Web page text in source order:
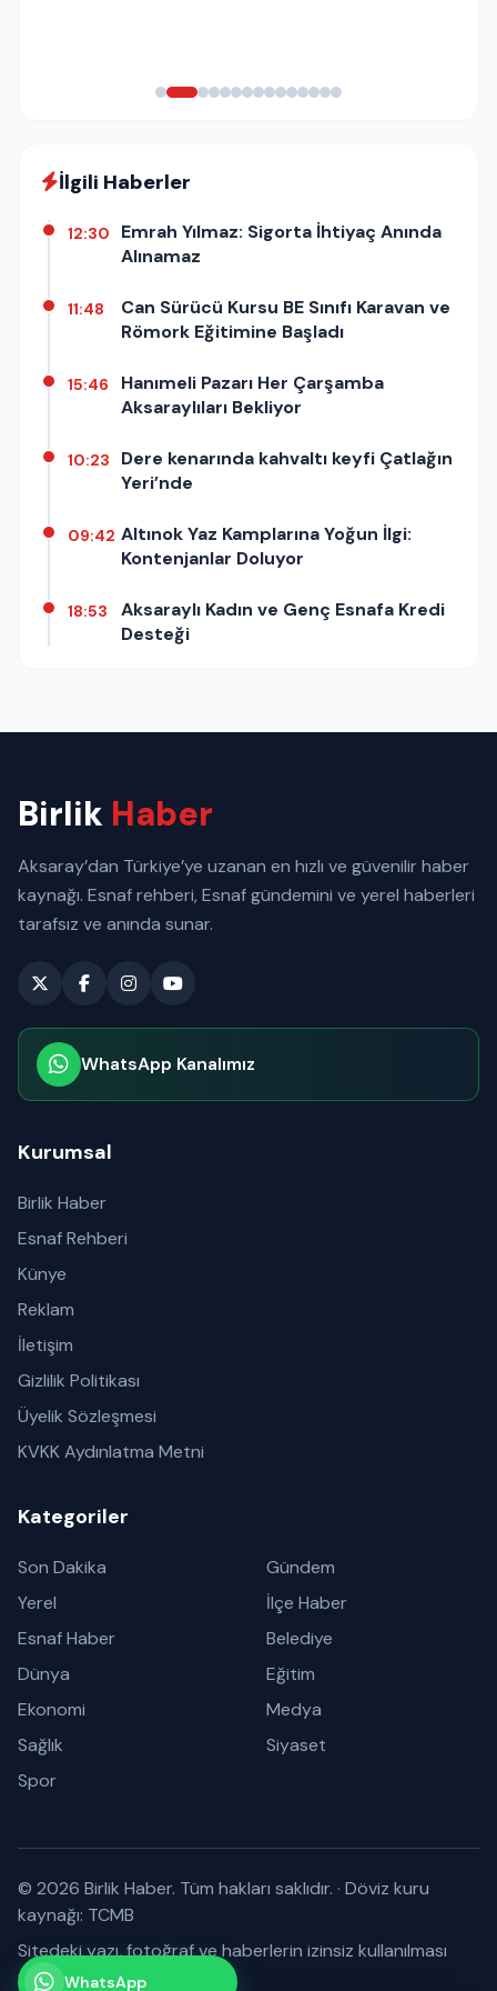
İlgili Haberler
12:30
Emrah Yılmaz: Sigorta İhtiyaç Anında
Alınamaz
11:48
Can Sürücü Kursu BE Sınıfı Karavan ve
Römork Eğitimine Başladı
15:46
Hanımeli Pazarı Her Çarşamba
Aksaraylıları Bekliyor
10:23
Dere kenarında kahvaltı keyfi Çatlağın
Yeri’nde
09:42 Altınok Yaz Kamplarına Yoğun İlgi:
Kontenjanlar Doluyor
18:53
Aksaraylı Kadın ve Genç Esnafa Kredi
Desteği
Birlik Haber
Aksaray’dan Türkiye’ye uzanan en hızlı ve güvenilir haber
kaynağı. Esnaf rehberi, Esnaf gündemini ve yerel haberleri
tarafsız ve anında sunar.
WhatsApp Kanalımız
Kurumsal
Birlik Haber
Esnaf Rehberi
Künye
Reklam
İletişim
Gizlilik Politikası
Üyelik Sözleşmesi
KVKK Aydınlatma Metni
Kategoriler
Son Dakika
Gündem
Yerel
İlçe Haber
Esnaf Haber
Belediye
Dünya
Eğitim
Ekonomi
Medya
Sağlık
Siyaset
Spor
© 2026 Birlik Haber. Tüm hakları saklıdır. · Döviz kuru
kaynağı: TCMB
Sitedeki yazı, fotoğraf ve haberlerin izinsiz kullanılması
yasaktır.WhatsApp